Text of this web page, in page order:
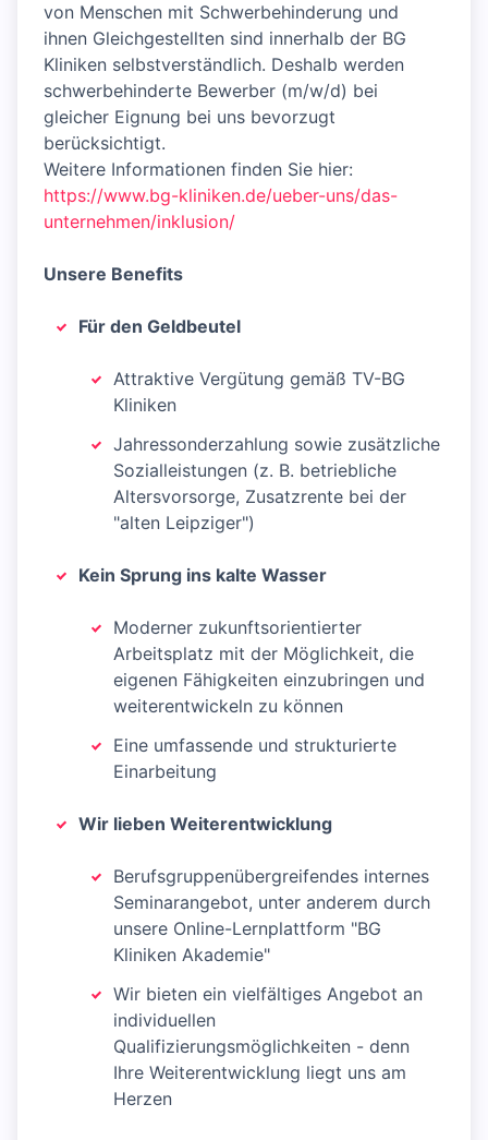
von Menschen mit Schwerbehinderung und
ihnen Gleichgestellten sind innerhalb der BG
Kliniken selbstverständlich. Deshalb werden
schwerbehinderte Bewerber (m/w/d) bei
gleicher Eignung bei uns bevorzugt
berücksichtigt.
Weitere Informationen finden Sie hier:
https://www.bg-kliniken.de/ueber-uns/das-
unternehmen/inklusion/
Unsere Benefits
Für den Geldbeutel
Attraktive Vergütung gemäß TV-BG
Kliniken
Jahressonderzahlung sowie zusätzliche
Sozialleistungen (z. B. betriebliche
Altersvorsorge, Zusatzrente bei der
"alten Leipziger")
Kein Sprung ins kalte Wasser
Moderner zukunftsorientierter
Arbeitsplatz mit der Möglichkeit, die
eigenen Fähigkeiten einzubringen und
weiterentwickeln zu können
Eine umfassende und strukturierte
Einarbeitung
Wir lieben Weiterentwicklung
Berufsgruppenübergreifendes internes
Seminarangebot, unter anderem durch
unsere Online-Lernplattform "BG
Kliniken Akademie"
Wir bieten ein vielfältiges Angebot an
individuellen
Qualifizierungsmöglichkeiten - denn
Ihre Weiterentwicklung liegt uns am
Herzen